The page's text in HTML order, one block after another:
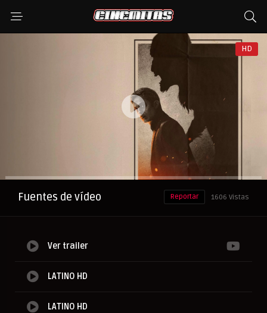
HD
Anuncio
Fuentes de vídeo 1606 Vistas
Reportar
Ver trailer
LATINO HD
LATINO HD